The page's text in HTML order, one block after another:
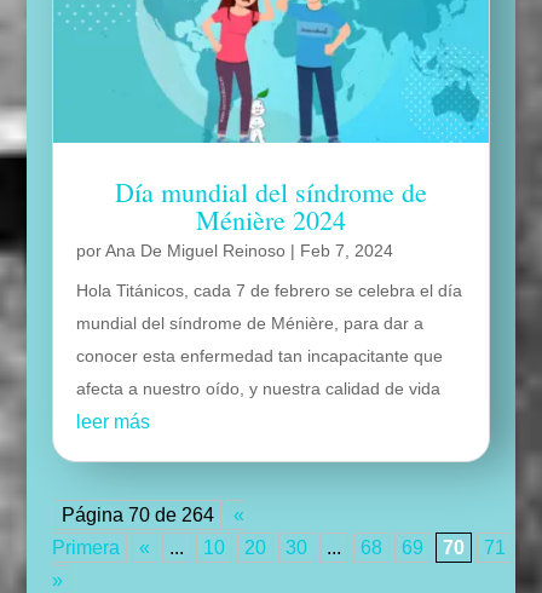
Día mundial del síndrome de
Ménière 2024
porAna De Miguel Reinoso| Feb 7, 2024
Hola Titánicos, cada 7 de febrero se celebra el día
mundial del síndrome de Ménière, para dar a
conocer esta enfermedad tan incapacitante que
afecta a nuestro oído, y nuestra calidad de vida
leer más
Página 70 de 264
«
Primera
« ... 10 20 30 ... 68 69 70 71
»